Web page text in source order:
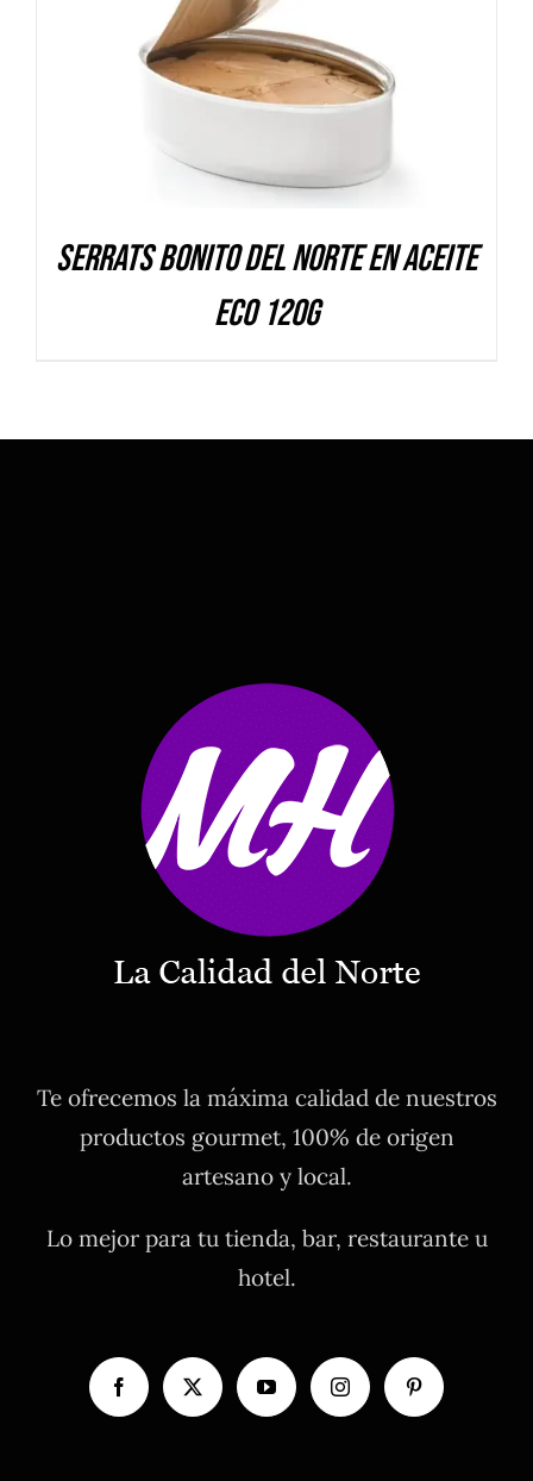
Serrats Bonito del Norte en aceite
Eco 120g
Te ofrecemos la máxima calidad de nuestros
productos gourmet, 100% de origen
artesano y local.
Lo mejor para tu tienda, bar, restaurante u
hotel.